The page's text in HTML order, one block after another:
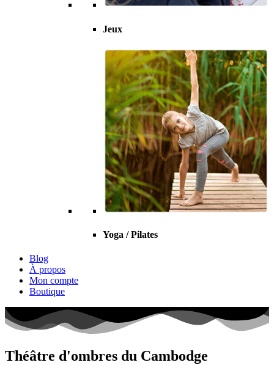
Jeux
Yoga / Pilates
Blog
À propos
Mon compte
Boutique
Théâtre d'ombres du Cambodge